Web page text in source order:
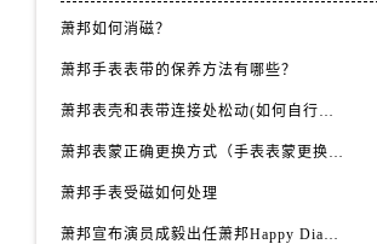
萧邦如何消磁？
萧邦手表表带的保养方法有哪些？
萧邦表壳和表带连接处松动(如何自行修复)
萧邦表蒙正确更换方式（手表表蒙更换知识）
萧邦手表受磁如何处理
萧邦宣布演员成毅出任萧邦Happy Diamonds系列品牌大使